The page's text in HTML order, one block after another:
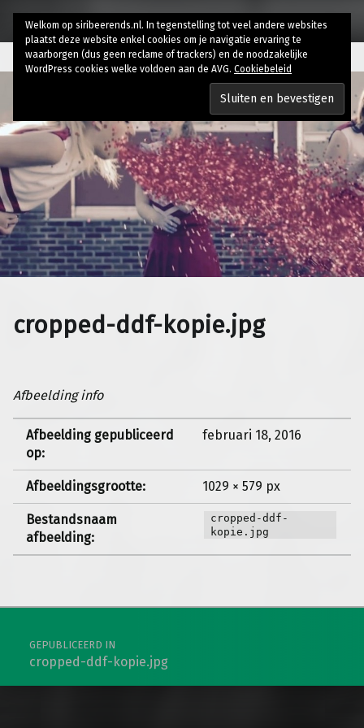
cropped-ddf-kopie.jpg
Afbeelding info
Afbeelding gepubliceerd
op:
februari 18, 2016
Afbeeldingsgrootte: 1029 × 579 px
Bestandsnaam
afbeelding:
cropped-ddf-
kopie.jpg
Berichtnavigatie
GEPUBLICEERD IN
cropped-ddf-kopie.jpg
Welkom op siribeerends.nl. In tegenstelling tot veel andere websites
plaatst deze website enkel cookies om je navigatie ervaring te
waarborgen (dus geen reclame of trackers) en de noodzakelijke
WordPress cookies welke voldoen aan de AVG. Cookiebeleid